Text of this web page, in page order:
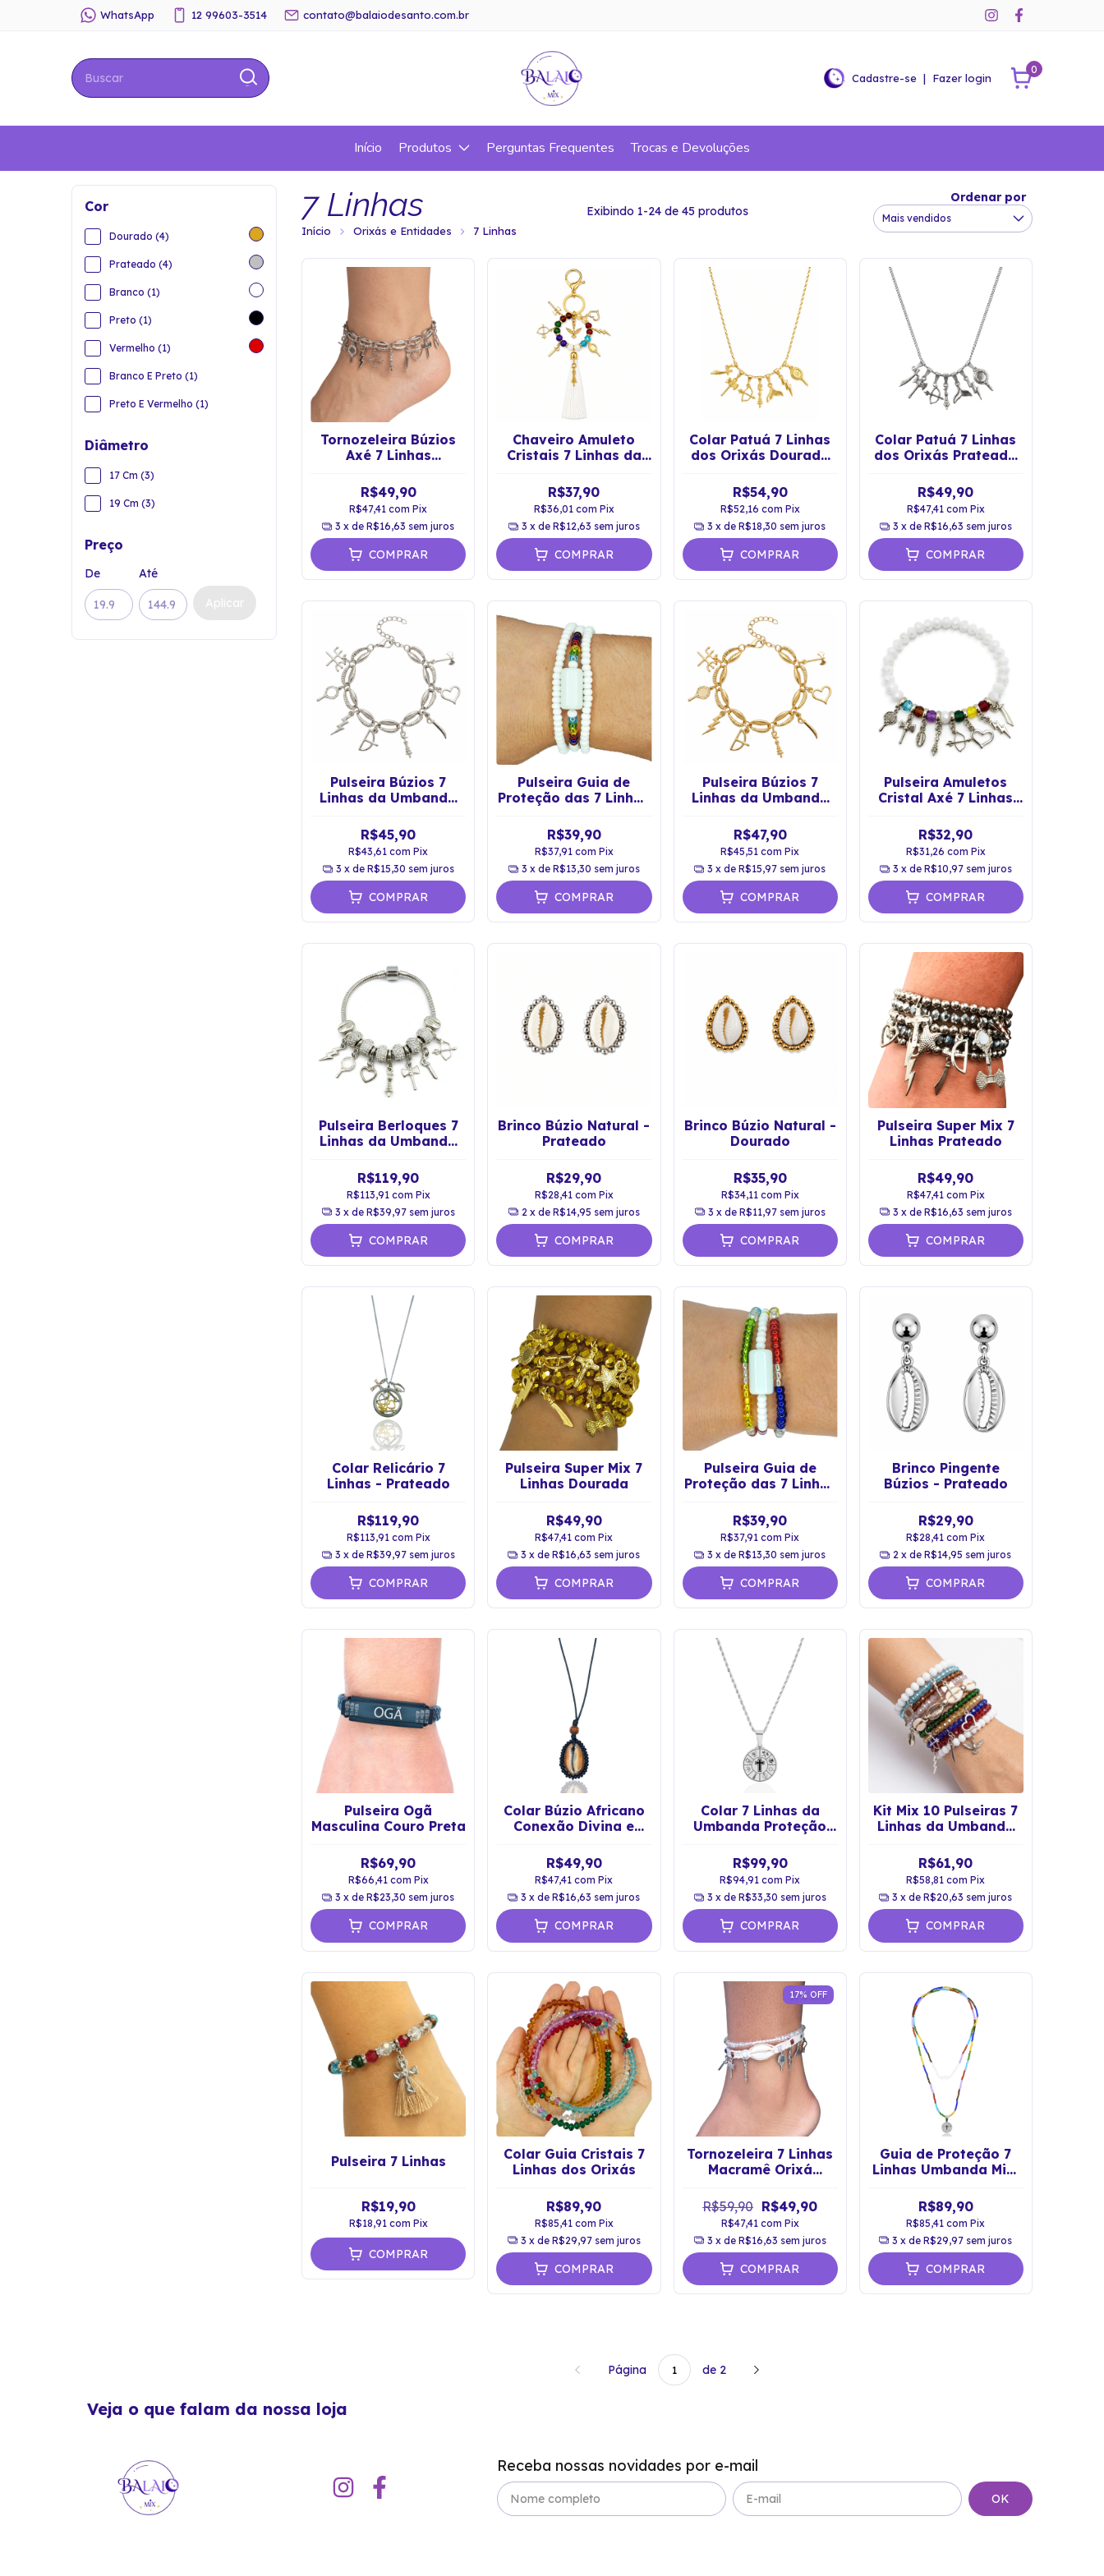
WhatsApp 12 99603-3514 contato@balaiodesanto.com.br
Cadastre-se | Fazer login
0
Início Produtos Perguntas Frequentes Trocas e Devoluções
Cor
Dourado (4)
Prateado (4)
Branco (1)
Preto (1)
Vermelho (1)
Branco E Preto (1)
Preto E Vermelho (1)
Diâmetro
17 Cm (3)
19 Cm (3)
Preço
De
Até
Aplicar
7 Linhas
Início Orixás e Entidades 7 Linhas
Exibindo 1-24 de 45 produtos
Ordenar por
Tornozeleira Búzios
Axé 7 Linhas
R$49,90
R$47,41com Pix
3 x deR$16,63 sem juros
COMPRAR
Chaveiro Amuleto
Cristais 7 Linhas da
Dourado
R$37,90
R$36,01 com Pix
3 x de R$12,63 sem juros
COMPRAR
Colar Patuá 7 Linhas
dos Orixás Dourado
R$54,90
R$52,16 com Pix
3 x deR$18,30 sem juros
COMPRAR
Colar Patuá 7 Linhas
dos Orixás Prateado
R$49,90
R$47,41 com Pix
3 x de R$16,63 sem juros
COMPRAR
Pulseira Búzios 7
Linhas da Umbanda
R$45,90
R$43,61com Pix
3 x de R$15,30 sem juros
COMPRAR
Pulseira Guia de
Proteção das 7 Linhas
R$39,90
R$37,91 com Pix
3 x de R$13,30 sem juros
COMPRAR
Pulseira Búzios 7
Linhas da Umbanda
R$47,90
R$45,51com Pix
3 x deR$15,97 sem juros
COMPRAR
Pulseira Amuletos
Cristal Axé 7 Linhas
Espiritual
R$32,90
R$31,26 com Pix
3 x de R$10,97 sem juros
COMPRAR
Pulseira Berloques 7
Linhas da Umbanda
R$119,90
R$113,91 com Pix
3 x de R$39,97 sem juros
COMPRAR
Brinco Búzio Natural -
Prateado
R$29,90
R$28,41 com Pix
2 x de R$14,95 sem juros
COMPRAR
Brinco Búzio Natural -
Dourado
R$35,90
R$34,11 com Pix
3 x de R$11,97 sem juros
COMPRAR
Pulseira Super Mix 7
Linhas Prateado
R$49,90
R$47,41 com Pix
3 x de R$16,63 sem juros
COMPRAR
Colar Relicário 7
Linhas - Prateado
R$119,90
R$113,91 com Pix
3 x de R$39,97 sem juros
COMPRAR
Pulseira Super Mix 7
Linhas Dourada
R$49,90
R$47,41com Pix
3 x deR$16,63 sem juros
COMPRAR
Pulseira Guia de
Proteção das 7 Linhas
R$39,90
R$37,91com Pix
3 x deR$13,30 sem juros
COMPRAR
Brinco Pingente
Búzios - Prateado
R$29,90
R$28,41com Pix
2 x deR$14,95 sem juros
COMPRAR
Pulseira Ogã
Masculina Couro Preta
R$69,90
R$66,41 com Pix
3 x deR$23,30 sem juros
COMPRAR
Colar Búzio Africano
Conexão Divina e
R$49,90
R$47,41com Pix
3 x deR$16,63 sem juros
COMPRAR
Colar 7 Linhas da
Umbanda Proteção
R$99,90
R$94,91com Pix
3 x de R$33,30 sem juros
COMPRAR
Kit Mix 10 Pulseiras 7
Linhas da Umbanda
R$61,90
R$58,81com Pix
3 x deR$20,63 sem juros
COMPRAR
Pulseira 7 Linhas
R$19,90
R$18,91 com Pix
COMPRAR
Colar Guia Cristais 7
Linhas dos Orixás
R$89,90
R$85,41 com Pix
3 x de R$29,97 sem juros
COMPRAR
17% OFF
Tornozeleira 7 Linhas
Macramê Orixá
R$59,90 R$49,90
R$47,41 com Pix
3 x de R$16,63 sem juros
COMPRAR
Guia de Proteção 7
Linhas Umbanda Mini
R$89,90
R$85,41com Pix
3 x deR$29,97 sem juros
COMPRAR
Página de 2
Veja o que falam da nossa loja
Receba nossas novidades por e-mail